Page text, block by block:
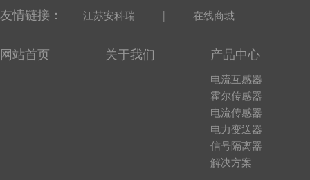
友情链接： 江苏安科瑞 | 在线商城
网站首页 关于我们 产品中心
电流互感器
霍尔传感器
电流传感器
电力变送器
信号隔离器
解决方案